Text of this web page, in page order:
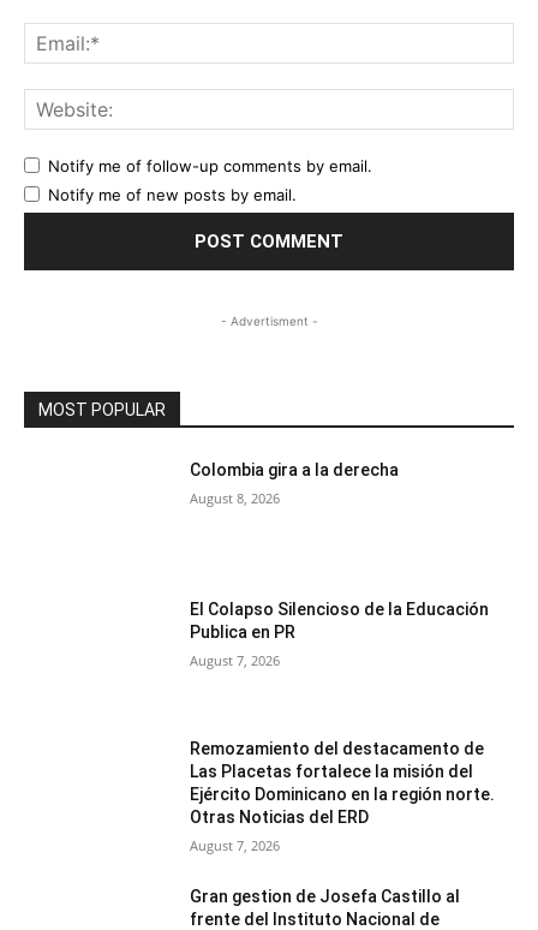
Notify me of follow-up comments by email.
Notify me of new posts by email.
- Advertisment -
MOST POPULAR
Colombia gira a la derecha
August 8, 2026
El Colapso Silencioso de la Educación
Publica en PR
August 7, 2026
Remozamiento del destacamento de
Las Placetas fortalece la misión del
Ejército Dominicano en la región norte.
Otras Noticias del ERD
August 7, 2026
Gran gestion de Josefa Castillo al
frente del Instituto Nacional de